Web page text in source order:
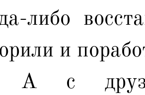
либо
и
А с